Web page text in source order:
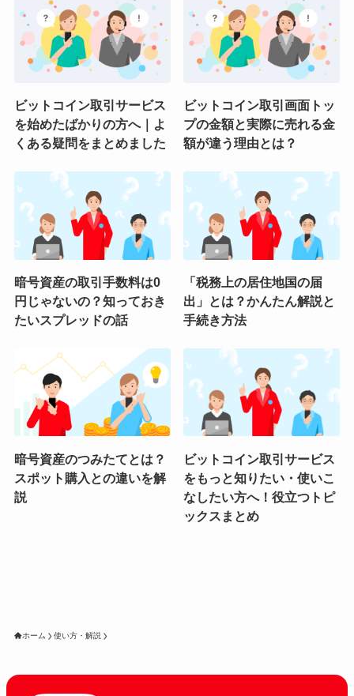
ビットコイン取引サービス
を始めたばかりの方へ｜よ
くある疑問をまとめました
ビットコイン取引画面トッ
プの金額と実際に売れる金
額が違う理由とは？
暗号資産の取引手数料は0
円じゃないの？知っておき
たいスプレッドの話
「税務上の居住地国の届
出」とは？かんたん解説と
手続き方法
暗号資産のつみたてとは？
スポット購入との違いを解
説
ビットコイン取引サービス
をもっと知りたい・使いこ
なしたい方へ！役立つトピ
ックスまとめ
ホーム 使い方・解説